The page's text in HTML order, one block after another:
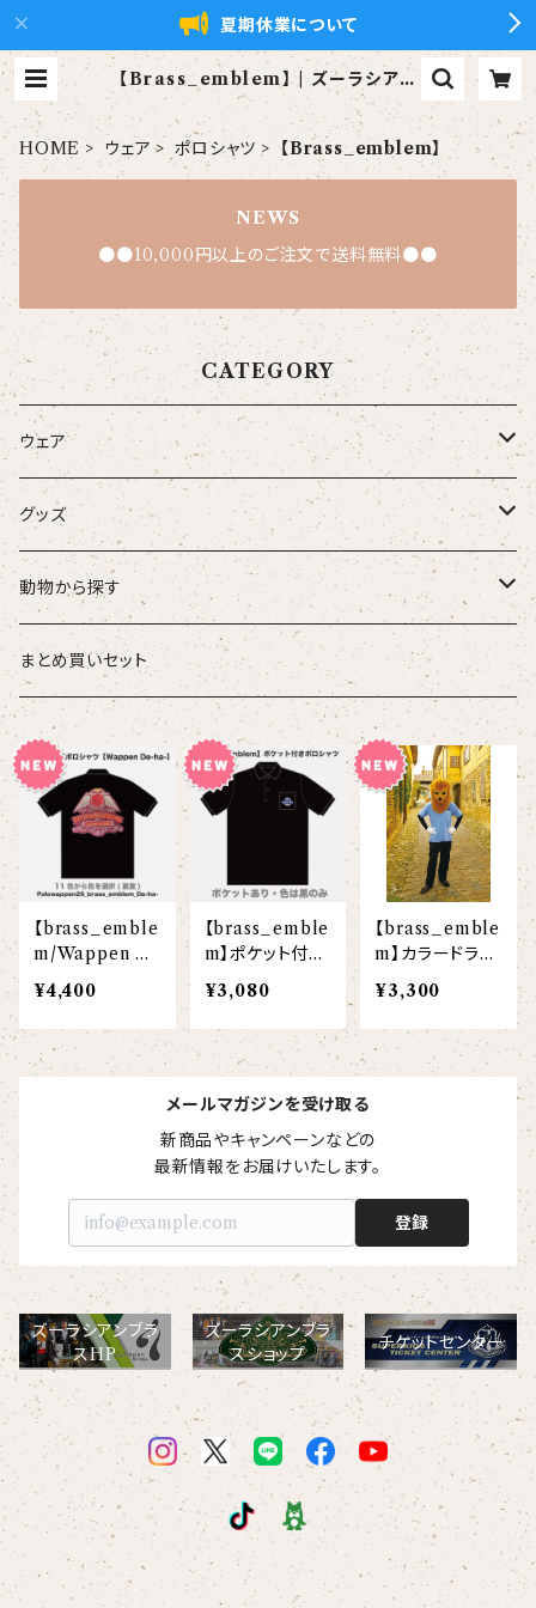
夏期休業について
【Brass_emblem】 | ズーラシアン
ブラス【xZBt】公式ショップ
HOME ウェア ポロシャツ 【Brass_emblem】
NEWS
●●10,000円以上のご注文で送料無料●●
CATEGORY
ウェア
大人
こども
ベビー
スタイ
カバーオール
Tシャツ
Tシャツ（半袖）
【face】
【kakugen】
【hibiscus】
【I love】
【EVENT ※期間限定商品】
【xx's day】
【birthday】
【anniversary】
【Allstar】
オーバーサイズTシャツ（半袖）
【custom_point】
【face_point】
【resort】
マグナムウェイトビッグシルエットTシャツ
【hello(刺繍)】
ベースボールシャツ
ポロシャツ
【6faces】
カラードライポロシャツ
【Brass_emblem】
ボタンダウン半袖シャツ
オックスフォード長袖シャツ
プルオーバーパーカー
フルジップパーカー
ドライジップパーカー
ドライストレッチプルオーバーパーカー
トレーナー
スウェットパンツ
アウター
Tシャツ（長袖）
【chara】
【custom_point】
ハット・ネックウォーマー
グッズ
タオル・ハンカチ
ポーチ
トートバッグ
おけいこバッグ
デニムトート
ジュートバッグ
ブランケット
ペットアイテム
巾着
サコッシュ
バックパック・リュック
動物から探す
ズーラシアンブラス
オカピ
インドライオン
マレーバク
スマトラトラ
ホッキョクグマ
弦うさぎ
メグ
ベス
ジョー
ハンナ
サキソフォックス
ラトゥール
ラフィット
ムートン
クラリキャット
メリッサ
ことふえパピヨン
パーカッション
リトルシスタードール
たたきのトリ アイリス
たたきのトリ スカーレット
ズーラシアンフィルハーモニー管弦楽団
ジャイアントパンダ
ゴールデンターキン
オセロット
グランパバク
アンクルバク
カズンバク
セクション
指揮者3人衆
トラ軍団
トランペッターズ
バク一族
パーカッションチーム
まとめ買いセット
【brass_emble
m/Wappen De
-ha-】カラードラ
イポロシャツ
¥4,400
【brass_emble
m】ポケット付き
ポロシャツ
¥3,080
【brass_emble
m】カラードライ
ポロシャツ
¥3,300
メールマガジンを受け取る
新商品やキャンペーンなどの
最新情報をお届けいたします。
登録
ズーラシアンブラ
スHP
ズーラシアンブラ
スショップ
チケットセンター